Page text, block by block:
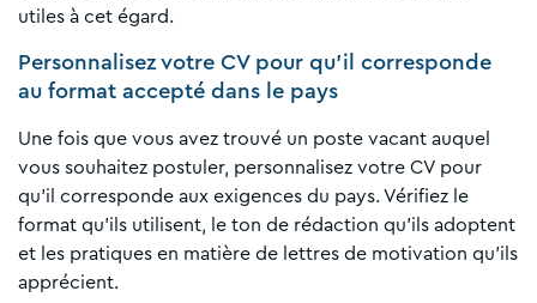
utiles à cet égard.
Personnalisez votre CV pour qu'il corresponde
au format accepté dans le pays
Une fois que vous avez trouvé un poste vacant auquel
vous souhaitez postuler, personnalisez votre CV pour
qu'il corresponde aux exigences du pays. Vérifiez le
format qu'ils utilisent, le ton de rédaction qu'ils adoptent
et les pratiques en matière de lettres de motivation qu'ils
apprécient.